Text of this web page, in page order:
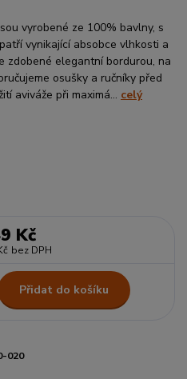
vyrobené ze 100% bavlny, s
vynikající absobce vlhkosti a
zdobené elegantní bordurou, na
osušky a ručníky před
aviváže při maximá... celý
Kč
bez DPH
Přidat do košíku
020